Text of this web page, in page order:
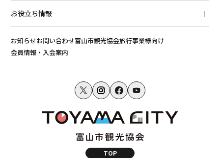
お役立ち情報
お知らせお問い合わせ富山市観光協会旅行事業様向け
会員情報・入会案内
TOP